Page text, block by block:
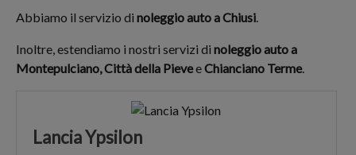
Abbiamo il servizio di noleggio auto a Chiusi.
Inoltre, estendiamo i nostri servizi di noleggio auto a
Montepulciano,Città della PieveeChianciano Terme.
Lancia Ypsilon